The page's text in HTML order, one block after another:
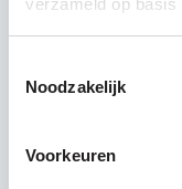
verzameld op
Noodzakelijk
Voorkeuren
bezig zijn om
Wat is
je graag de